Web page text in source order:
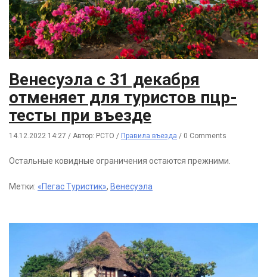
Венесуэла с 31 декабря
отменяет для туристов пцр-
тесты при въезде
14.12.2022 14:27 / Автор: РСТО / Правила въезда / 0 Comments
Остальные ковидные ограничения остаются прежними.
Метки: «Пегас Туристик», Венесуэла